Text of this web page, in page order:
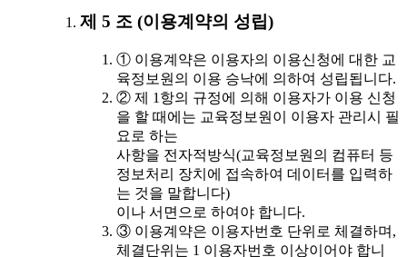
제 5 조 (이용계약의 성립)
① 이용계약은 이용자의 이용신청에 대한 교
육정보원의 이용 승낙에 의하여 성립됩니다.
② 제 1항의 규정에 의해 이용자가 이용 신청
을 할 때에는 교육정보원이 이용자 관리시 필
요로 하는
사항을 전자적방식(교육정보원의 컴퓨터 등
정보처리 장치에 접속하여 데이터를 입력하
는 것을 말합니다)
이나 서면으로 하여야 합니다.
③ 이용계약은 이용자번호 단위로 체결하며,
체결단위는 1 이용자번호 이상이어야 합니